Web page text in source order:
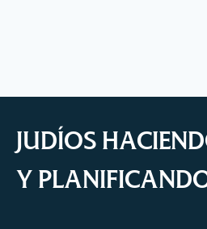
JUDÍOS
Y